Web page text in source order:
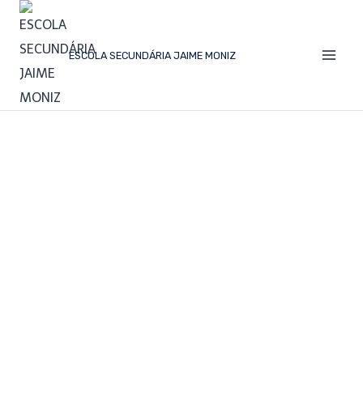
ESCOLA SECUNDÁRIA JAIME MONIZ